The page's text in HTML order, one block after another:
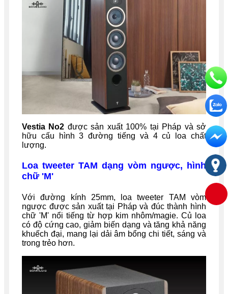
Vestia No2 được sản xuất 100% tại Pháp và sở
hữu cấu hình 3 đường tiếng và 4 củ loa chất
lượng.
Loa tweeter TAM dạng vòm ngược, hình
chữ 'M'
Với đường kính 25mm, loa tweeter TAM vòm
ngược được sản xuất tại Pháp và đúc thành hình
chữ 'M' nổi tiếng từ hợp kim nhôm/magie. Củ loa
có độ cứng cao, giảm biến dạng và tăng khả năng
khuếch đại, mang lại dải âm bổng chi tiết, sáng và
trong trẻo hơn.